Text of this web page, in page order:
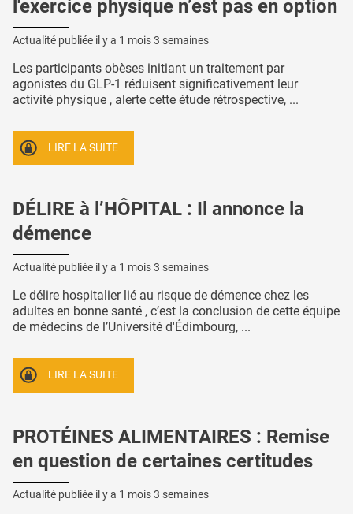
l'exercice physique n’est pas en option
Actualité publiée il y a 1 mois 3 semaines
Les participants obèses initiant un traitement par
agonistes du GLP-1 réduisent significativement leur
activité physique , alerte cette étude rétrospective, ...
LIRE LA SUITE
DÉLIRE à l’HÔPITAL : Il annonce la
démence
Actualité publiée il y a 1 mois 3 semaines
Le délire hospitalier lié au risque de démence chez les
adultes en bonne santé , c’est la conclusion de cette équipe
de médecins de l’Université d'Édimbourg, ...
LIRE LA SUITE
PROTÉINES ALIMENTAIRES : Remise
en question de certaines certitudes
Actualité publiée il y a 1 mois 3 semaines